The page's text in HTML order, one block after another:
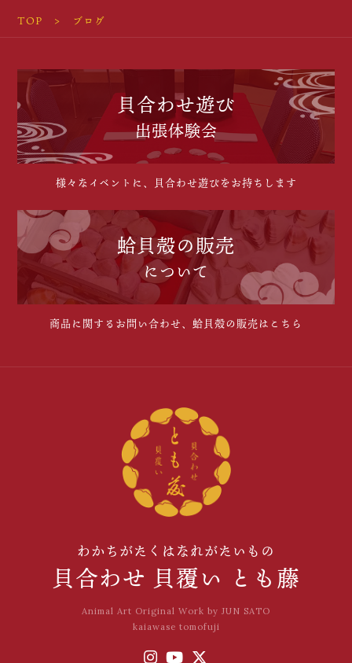
TOP ブログ
貝合わせ遊び
出張体験会
様々なイベントに、貝合わせ遊びをお持ちします
蛤貝殻の販売
について
商品に関するお問い合わせ、蛤貝殻の販売はこちら
わかちがたくはなれがたいもの
貝合わせ 貝覆い とも藤
Animal Art Original Work by JUN SATO
kaiawase tomofuji